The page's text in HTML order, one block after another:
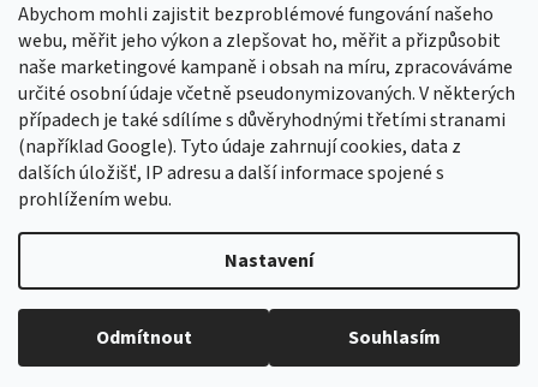
Abychom mohli zajistit bezproblémové fungování našeho
webu, měřit jeho výkon a zlepšovat ho, měřit a přizpůsobit
naše marketingové kampaně i obsah na míru, zpracováváme
určité osobní údaje včetně pseudonymizovaných. V některých
případech je také sdílíme s důvěryhodnými třetími stranami
(například Google). Tyto údaje zahrnují cookies, data z
dalších úložišť, IP adresu a další informace spojené s
prohlížením webu.
Nastavení
Odmítnout Souhlasím
Vážení zákazníci, z důvodu čerpání dovolené budou všechny
objednávky přijaté v tomto období expedovány od 17. srpna 2026.
Děkujeme za pochopení, trpělivost i vaši přízeň. Přejeme vám krásné
Výrobky označené BIO jsou certifikované kontrolní organizací CZ-
BIO-003
Copyright 2026Biopult.cz. Všechna práva vyhrazena.Upravit